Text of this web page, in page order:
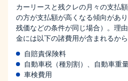
カーリースと残クレの月々の支払
の方が支払額が高くなる傾向があ
残価などの条件が同じ場合）。理
金には以下の諸費用が含まれるから
自賠責保険料
自動車税（種別割）、自動車重
車検費用